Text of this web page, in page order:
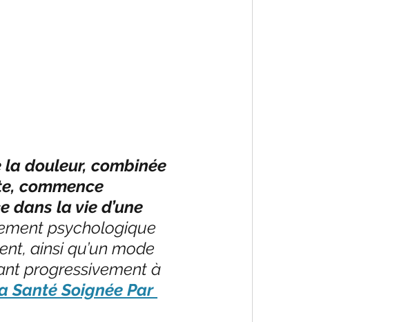
la douleur, combinée
commence
dans la vie d’une
psychologique
ainsi qu’un mode
progressivement à
Santé Soignée Par